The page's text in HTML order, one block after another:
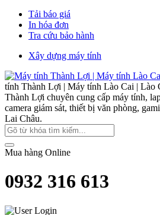
Tải báo giá
In hóa đơn
Tra cứu bảo hành
Xây dựng máy tính
tính Thành Lợi | Máy tính Lào Cai | Lào
Thành Lợi chuyên cung cấp máy tính,
camera giám sát, thiết bị văn phòng,
Lai Châu.
Mua hàng Online
0932 316 613